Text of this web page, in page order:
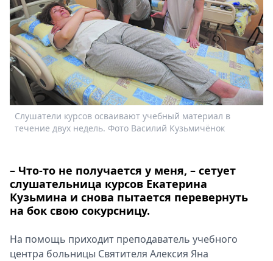
релизы
О
Metro
Стримы
Спецпроекты
Звезды
Выборы
2026
Скачай
Слушатели курсов осваивают учебный материал в
течение двух недель. Фото Василий Кузьмичёнок
– Что-то не получается у меня, – сетует
слушательница курсов Екатерина
Кузьмина и снова пытается перевернуть
на бок свою сокурсницу.
На помощь приходит преподаватель учебного
центра больницы Святителя Алексия Яна